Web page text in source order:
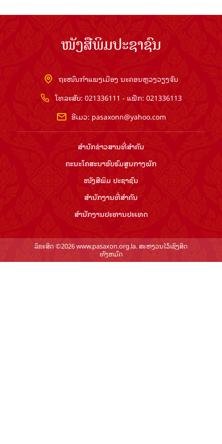
ໜັງສືພິມປະຊາຊົນ
ຖະໜົນກຳແພງເມືອງ ນະຄອນຫຼວງວຽງຈັນ
ໂທລະສັບ: 021336111 - ແຟັກ: 021336113
ອີເມວ: pasaxonn@yahoo.com
ສຳ​ນັກ​ຂ່າວ​ສານ​ທີ່​ສຳ​ຄັນ​
ຄະນະໂຄສະນາອົບຮົມ​ສູນ​ກາງ​ພັກ
ໜັງສືພິມ ປະ​ຊາ​ຊົນ
ສຳ​ນັກ​ງານ​ທີ່​ສຳ​ຄັນ
ສຳ​ນັກ​ງານ​ປະ​ທານ​ປະ​ເທດ
ລິຂະສິດ ©2026 www.pasaxon.org.la. ສະຫງວນໄວ້ເຊິງສິດ
ທັງຫມົດ